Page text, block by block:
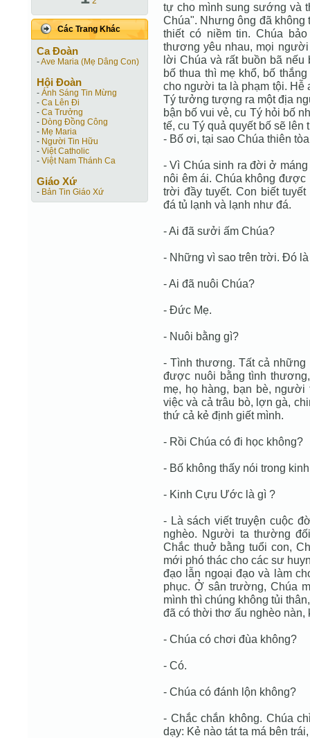
Các Trang Khác
Ca Ðoàn
-Ave Maria (Mẹ Dâng Con)
Hội Ðoàn
- Ánh Sáng Tin Mừng
- Ca Lên Đi
- Ca Trưởng
- Dòng Đồng Công
- Mẹ Maria
- Người Tin Hữu
- Việt Catholic
- Việt Nam Thánh Ca
Giáo Xứ
- Bản Tin Giáo Xứ
tự cho mình sung sướng và
Chúa". Nhưng ông đã không
thiết có niềm tin. Chúa
thương yêu nhau, mọi
lời Chúa và rất buồn bã
bố thua thì mẹ khổ, bố
cho người ta là phạm tội. Hễ
Tý tưởng tượng ra một địa
bận bố vui vẻ, cu Tý hỏi bố
tế, cu Tý quả quyết bố sẽ lên
- Bố ơi, tại sao Chúa thiên
- Vì Chúa sinh ra đời ở
nôi êm ái. Chúa không
trời đầy tuyết. Con biết
đá tủ lạnh và lạnh như đá.
- Ai đã sưởi ấm Chúa?
- Những vì sao trên trời. Đó
- Ai đã nuôi Chúa?
- Đức Mẹ.
- Nuôi bằng gì?
- Tình thương. Tất cả những
được nuôi bằng tình
mẹ, họ hàng, bạn bè,
việc và cả trâu bò, lợn gà,
thứ cả kẻ định giết mình.
- Rồi Chúa có đi học không?
- Bố không thấy nói trong
- Kinh Cựu Ước là gì ?
- Là sách viết truyện cuộc
nghèo. Người ta thường
Chắc thuở bằng tuổi con,
mới phó thác cho các sư
đạo lẫn ngoại đạo và làm
phục. Ở sân trường, Chúa
mình thì chúng không tủi
đã có thời thơ ấu nghèo nàn,
- Chúa có chơi đùa không?
- Có.
- Chúa có đánh lộn không?
- Chắc chắn không. Chúa
dạy: Kẻ nào tát ta má bên